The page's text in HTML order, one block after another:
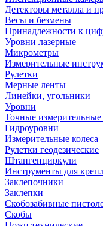
Детекторы металла и
Весы и безмены
Принадлежности к
Уровни лазерные
Микрометры
Измерительные
Рулетки
Мерные ленты
Линейки, угольники
Уровни
Точные
Гидроуровни
Измерительные колеса
Рулетки геодезические
Штангенциркули
Инструменты для
Заклепочники
Заклепки
Скобозабивные
Скобы